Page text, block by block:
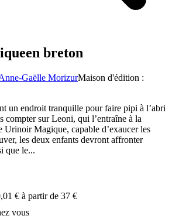
en breton
Gaëlle MorizurMaison d'édition :
un endroit tranquille pour faire pipi à l’abri
compter sur Leoni, qui l’entraîne à la
Urinoir Magique, capable d’exaucer les
les deux enfants devront affronter
que le...
€ à partir de 37 €
vous